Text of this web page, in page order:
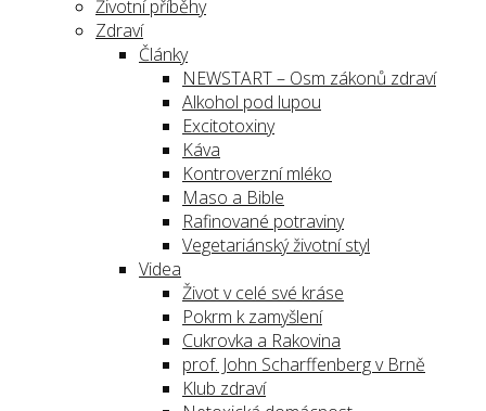
Životní příběhy
Zdraví
Články
NEWSTART – Osm zákonů zdraví
Alkohol pod lupou
Excitotoxiny
Káva
Kontroverzní mléko
Maso a Bible
Rafinované potraviny
Vegetariánský životní styl
Videa
Život v celé své kráse
Pokrm k zamyšlení
Cukrovka a Rakovina
prof. John Scharffenberg v Brně
Klub zdraví